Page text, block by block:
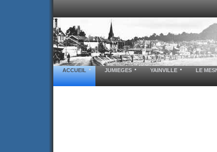
ACCUEIL JUMIEGES YAINVILLE LE